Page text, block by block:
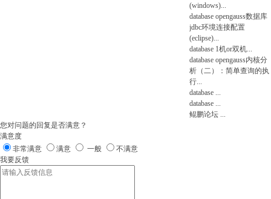
(windows)
database opengauss数据库
jdbc环境连接配置
(eclipse)
database 1机or双机
database opengauss内核分
析（二）：简单查询的执
行
database
database
鲲鹏论坛
您对问题的回复是否满意？
满意度
非常满意
满意 一般
不满意
我要反馈